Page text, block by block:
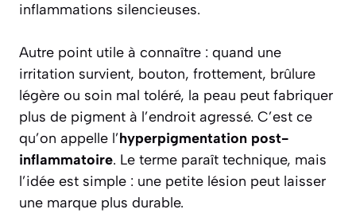
inflammations silencieuses.
Autre point utile à connaître : quand une
irritation survient, bouton, frottement, brûlure
légère ou soin mal toléré, la peau peut fabriquer
plus de pigment à l’endroit agressé. C’est ce
qu’on appelle l’hyperpigmentation post-
inflammatoire. Le terme paraît technique, mais
l’idée est simple : une petite lésion peut laisser
une marque plus durable.